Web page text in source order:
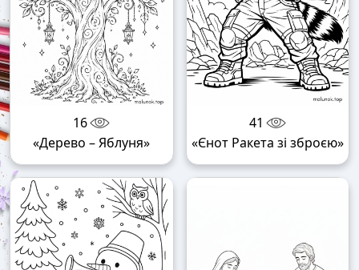
16
«Дерево – Яблуня»
41
«Єнот Ракета зі зброєю»